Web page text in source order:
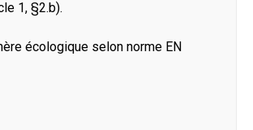
1, §2.b).
écologique selon norme EN